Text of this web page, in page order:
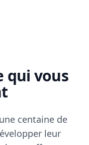
qui vous
centaine de
leur